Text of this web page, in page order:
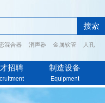
混合器 消声器 金属软管 人孔
招聘 制造设备
Equipment